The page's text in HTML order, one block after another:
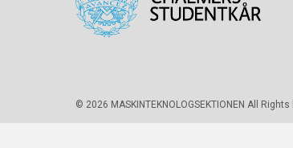
© 2026 MASKINTEKNOLOGSEKTIONEN All